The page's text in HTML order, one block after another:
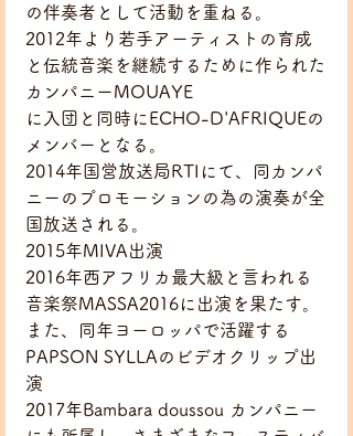
の伴奏者として活動を重ねる。
2012年より若手アーティストの育成
と伝統音楽を継続するために作られた
カンパニーMOUAYE
に入団と同時にECHO-D'AFRIQUEの
メンバーとなる。
2014年国営放送局RTIにて、同カンパ
ニーのプロモーションの為の演奏が全
国放送される。
2015年MIVA出演
2016年西アフリカ最大級と言われる
音楽祭MASSA2016に出演を果たす。
また、同年ヨーロッパで活躍する
PAPSON SYLLAのビデオクリップ出
演
2017年Bambara doussou カンパニー